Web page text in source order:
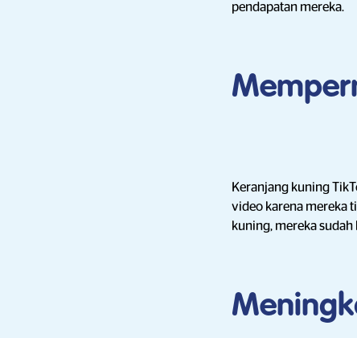
pendapatan mereka.
Keranjang kuning
video karena mereka
kuning, mereka